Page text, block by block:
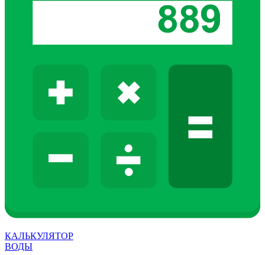
КАЛЬКУЛЯТОР
ВОДЫ